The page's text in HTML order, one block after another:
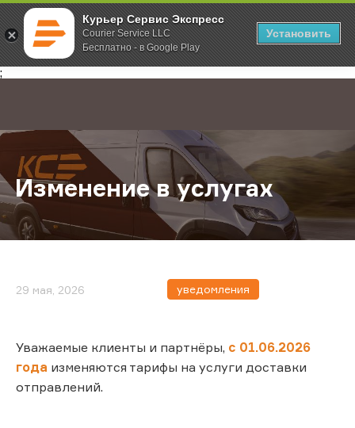
Курьер Сервис Экспресс
Courier Service LLC
Бесплатно - в Google Play
Установить
;
Главная О компании Новости Изменение в услугах
Изменение в услугах
29 мая, 2026 уведомления
Уважаемые клиенты и партнёры, с 01.06.2026
года изменяются тарифы на услуги доставки
отправлений.